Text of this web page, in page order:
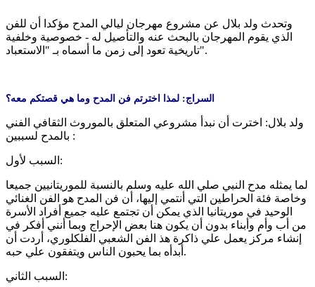
وتحدث ولد بلال عن مشروع مهرجان ليالي المدح مؤكدا أن للفن
الذي يقوم المهرجان بالبحث عنه والتأصيل له - خصوصية وخلفية
تاريخية تعود إلى زمن ما أسماه بـ "الاستعباد".
السراج: لمذا اخترتم فن المدح وما هي قصتكم معه؟
ولد بلال: اخترت أن نبدأ مشروعي المتعلق بالموروث الثقافي الفني
بالمدح لسببين :
السبب لأول:
لما يمثله مدح النبي صلي الله عليه وسلم بالنسبة للموريتانيين جميعا
وخاصة فئة الحراطين التي أنتمي إليها، أن فن المدح هو الفن الغنائي
الوحيد في موريتانيا الذي يمكن أن تجتمع عليه جميع أفراد الأسرة
من أب وأم وأبناء بدون أن يكون هنا بعض الإحراج وبما أنني أفكر في
إنشاء مركز يعمل علي ذاكرة هذ الفن الشعبي الفلكلوري، أردت أن
أبدأه بما يحبون الناس ويتفقون علي حبه.
السبب الثاني: